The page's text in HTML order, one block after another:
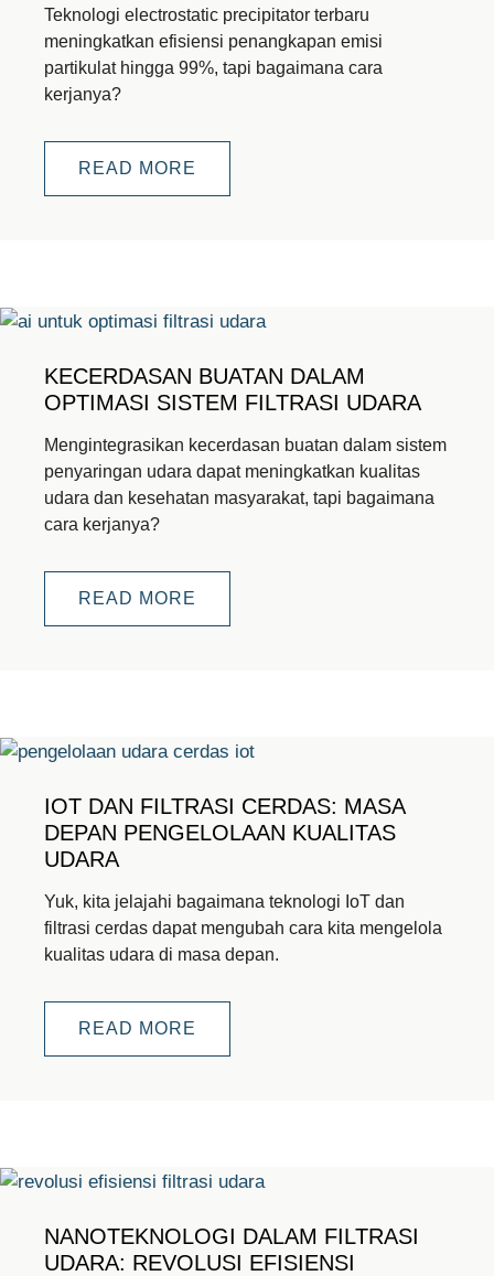
Teknologi electrostatic precipitator terbaru
meningkatkan efisiensi penangkapan emisi
partikulat hingga 99%, tapi bagaimana cara
kerjanya?
READ MORE
KECERDASAN BUATAN DALAM
OPTIMASI SISTEM FILTRASI UDARA
Mengintegrasikan kecerdasan buatan dalam sistem
penyaringan udara dapat meningkatkan kualitas
udara dan kesehatan masyarakat, tapi bagaimana
cara kerjanya?
READ MORE
IOT DAN FILTRASI CERDAS: MASA
DEPAN PENGELOLAAN KUALITAS
UDARA
Yuk, kita jelajahi bagaimana teknologi IoT dan
filtrasi cerdas dapat mengubah cara kita mengelola
kualitas udara di masa depan.
READ MORE
NANOTEKNOLOGI DALAM FILTRASI
UDARA: REVOLUSI EFISIENSI